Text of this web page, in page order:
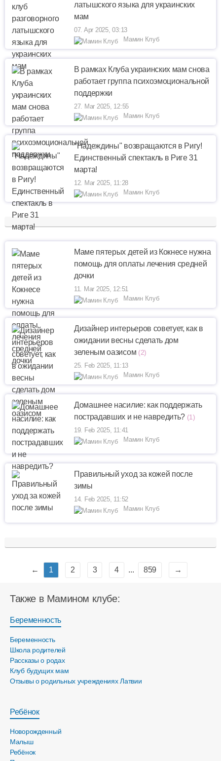
латышского языка для украинских
мам
07. Apr 2025, 03:13
Мамин Клуб
В рамках Клуба украинских мам снова
работает группа психоэмоциональной
поддержки
27. Mar 2025, 12:55
Мамин Клуб
"Надеждины" возвращаются в Ригу!
Единственный спектакль в Риге 31
марта!
12. Mar 2025, 11:28
Мамин Клуб
Маме пятерых детей из Кокнесе нужна
помощь для оплаты лечения средней
дочки
11. Mar 2025, 12:51
Мамин Клуб
Дизайнер интерьеров советует, как в
ожидании весны сделать дом
зеленым оазисом (2)
25. Feb 2025, 11:13
Мамин Клуб
Домашнее насилие: как поддержать
пострадавших и не навредить? (1)
19. Feb 2025, 11:41
Мамин Клуб
Правильный уход за кожей после
зимы
14. Feb 2025, 11:52
Мамин Клуб
← 1 2 3 4 ... 859 →
Также в Мамином клубе:
Беременность
Беременность
Школа родителей
Рассказы о родах
Клуб будущих мам
Отзывы о родильных учреждениях Латвии
Ребёнок
Новорожденный
Малыш
Ребёнок